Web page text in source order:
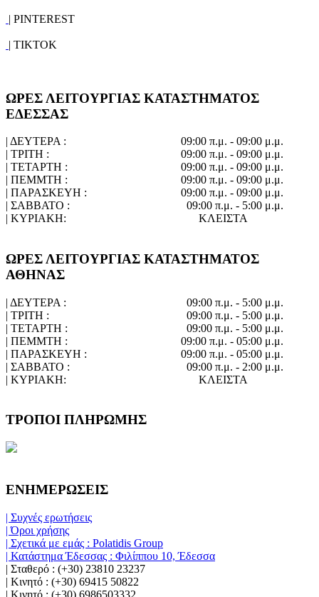
| PINTEREST
| TIKTOK
ΩΡΕΣ ΛΕΙΤΟΥΡΓΙΑΣ ΚΑΤΑΣΤΗΜΑΤΟΣ
ΕΔΕΣΣΑΣ
| ΔΕΥΤΕΡΑ :
09:00 π.μ. - 09:00 μ.μ.
| ΤΡΙΤΗ :
09:00 π.μ. - 09:00 μ.μ.
| ΤΕΤΑΡΤΗ :
09:00 π.μ. - 09:00 μ.μ.
| ΠΕΜΜΤΗ :
09:00 π.μ. - 09:00 μ.μ.
| ΠΑΡΑΣΚΕΥΗ :
09:00 π.μ. - 09:00 μ.μ.
| ΣΑΒΒΑΤΟ :
09:00 π.μ. - 5:00 μ.μ.
| ΚΥΡΙΑΚΗ:
ΚΛΕΙΣΤΑ
ΩΡΕΣ ΛΕΙΤΟΥΡΓΙΑΣ ΚΑΤΑΣΤΗΜΑΤΟΣ
ΑΘΗΝΑΣ
| ΔΕΥΤΕΡΑ :
09:00 π.μ. - 5:00 μ.μ.
| ΤΡΙΤΗ :
09:00 π.μ. - 5:00 μ.μ.
| ΤΕΤΑΡΤΗ :
09:00 π.μ. - 5:00 μ.μ.
| ΠΕΜΜΤΗ :
09:00 π.μ. - 05:00 μ.μ.
| ΠΑΡΑΣΚΕΥΗ :
09:00 π.μ. - 05:00 μ.μ.
| ΣΑΒΒΑΤΟ :
09:00 π.μ. - 2:00 μ.μ.
| ΚΥΡΙΑΚΗ:
ΚΛΕΙΣΤΑ
ΤΡΟΠΟΙ ΠΛΗΡΩΜΗΣ
ΕΝΗΜΕΡΩΣΕΙΣ
| Συχνές ερωτήσεις
| Όροι χρήσης
| Σχετικά με εμάς : Polatidis Group
| Κατάστημα Έδεσσας : Φιλίππου 10, Έδεσσα
| Σταθερό : (+30) 23810 23237
| Κινητό : (+30) 69415 50822
| Κινητό : (+30) 6986503332